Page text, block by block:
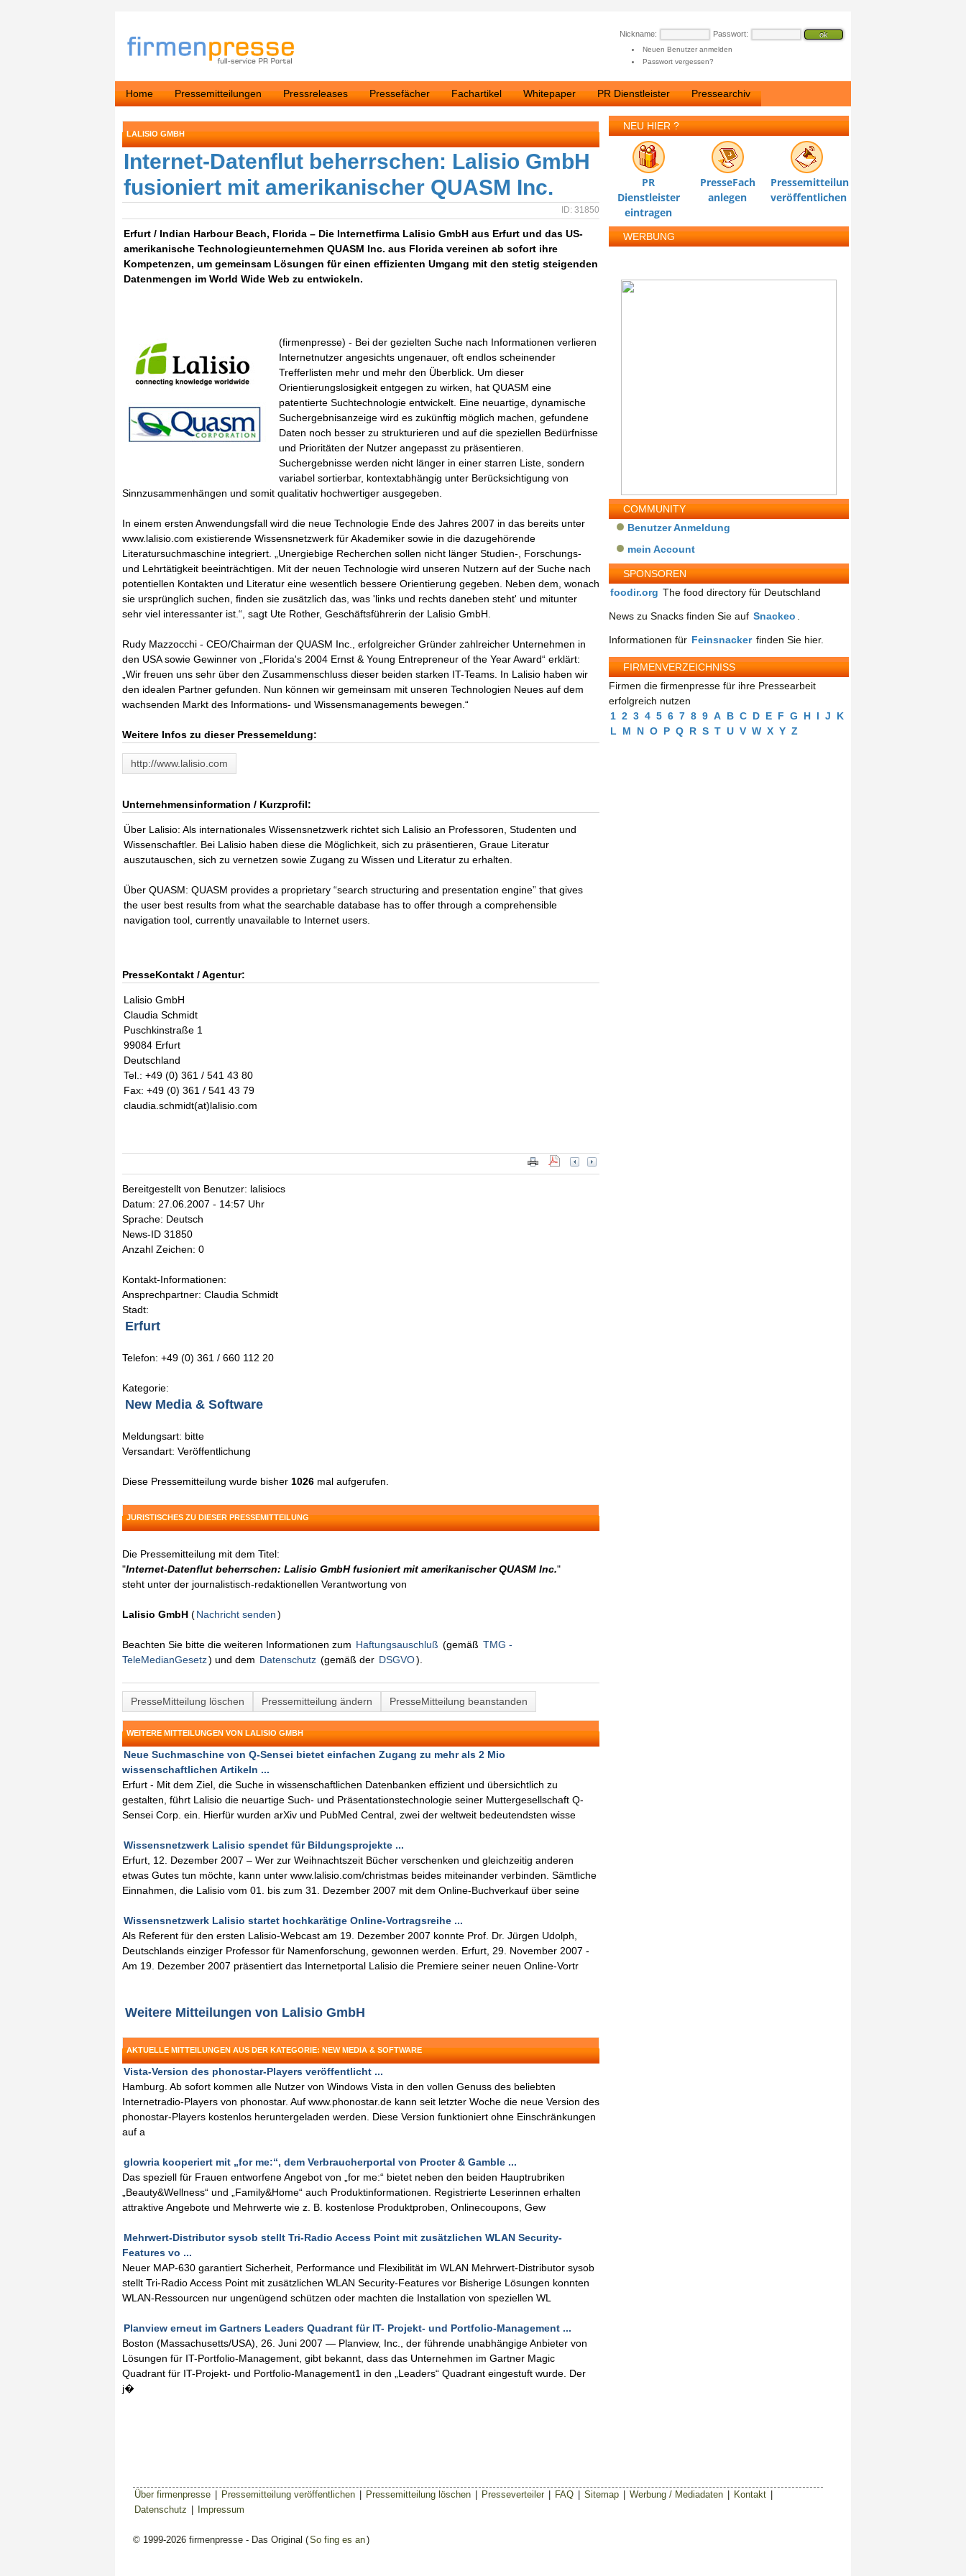
Nickname: Passwort:
Neuen Benutzer anmelden
Passwort vergessen?
Home Pressemitteilungen Pressreleases Pressefächer Fachartikel Whitepaper PR Dienstleister Pressearchiv
LALISIO GMBH
Internet-Datenflut beherrschen: Lalisio GmbH
fusioniert mit amerikanischer QUASM Inc.
ID: 31850
Erfurt / Indian Harbour Beach, Florida – Die Internetfirma Lalisio GmbH aus Erfurt und das US-
amerikanische Technologieunternehmen QUASM Inc. aus Florida vereinen ab sofort ihre
Kompetenzen, um gemeinsam Lösungen für einen effizienten Umgang mit den stetig steigenden
Datenmengen im World Wide Web zu entwickeln.
(firmenpresse) - Bei der gezielten Suche nach Informationen verlieren
Internetnutzer angesichts ungenauer, oft endlos scheinender
Trefferlisten mehr und mehr den Überblick. Um dieser
Orientierungslosigkeit entgegen zu wirken, hat QUASM eine
patentierte Suchtechnologie entwickelt. Eine neuartige, dynamische
Suchergebnisanzeige wird es zukünftig möglich machen, gefundene
Daten noch besser zu strukturieren und auf die speziellen Bedürfnisse
und Prioritäten der Nutzer angepasst zu präsentieren.
Suchergebnisse werden nicht länger in einer starren Liste, sondern
variabel sortierbar, kontextabhängig unter Berücksichtigung von
Sinnzusammenhängen und somit qualitativ hochwertiger ausgegeben.
In einem ersten Anwendungsfall wird die neue Technologie Ende des Jahres 2007 in das bereits unter
www.lalisio.com existierende Wissensnetzwerk für Akademiker sowie in die dazugehörende
Literatursuchmaschine integriert. „Unergiebige Recherchen sollen nicht länger Studien-, Forschungs-
und Lehrtätigkeit beeinträchtigen. Mit der neuen Technologie wird unseren Nutzern auf der Suche nach
potentiellen Kontakten und Literatur eine wesentlich bessere Orientierung gegeben. Neben dem, wonach
sie ursprünglich suchen, finden sie zusätzlich das, was 'links und rechts daneben steht' und mitunter
sehr viel interessanter ist.“, sagt Ute Rother, Geschäftsführerin der Lalisio GmbH.
Rudy Mazzocchi - CEO/Chairman der QUASM Inc., erfolgreicher Gründer zahlreicher Unternehmen in
den USA sowie Gewinner von „Florida's 2004 Ernst & Young Entrepreneur of the Year Award“ erklärt:
„Wir freuen uns sehr über den Zusammenschluss dieser beiden starken IT-Teams. In Lalisio haben wir
den idealen Partner gefunden. Nun können wir gemeinsam mit unseren Technologien Neues auf dem
wachsenden Markt des Informations- und Wissensmanagements bewegen.“
Weitere Infos zu dieser Pressemeldung:
http://www.lalisio.com
Unternehmensinformation / Kurzprofil:
Über Lalisio: Als internationales Wissensnetzwerk richtet sich Lalisio an Professoren, Studenten und
Wissenschaftler. Bei Lalisio haben diese die Möglichkeit, sich zu präsentieren, Graue Literatur
auszutauschen, sich zu vernetzen sowie Zugang zu Wissen und Literatur zu erhalten.
Über QUASM: QUASM provides a proprietary “search structuring and presentation engine” that gives
the user best results from what the searchable database has to offer through a comprehensible
navigation tool, currently unavailable to Internet users.
PresseKontakt / Agentur:
Lalisio GmbH
Claudia Schmidt
Puschkinstraße 1
99084 Erfurt
Deutschland
Tel.: +49 (0) 361 / 541 43 80
Fax: +49 (0) 361 / 541 43 79
claudia.schmidt(at)lalisio.com
Bereitgestellt von Benutzer: lalisiocs
Datum: 27.06.2007 - 14:57 Uhr
Sprache: Deutsch
News-ID 31850
Anzahl Zeichen: 0
Kontakt-Informationen:
Ansprechpartner: Claudia Schmidt
Stadt:
Erfurt
Telefon: +49 (0) 361 / 660 112 20
Kategorie:
New Media & Software
Meldungsart: bitte
Versandart: Veröffentlichung
Diese Pressemitteilung wurde bisher 1026 mal aufgerufen.
JURISTISCHES ZU DIESER PRESSEMITTEILUNG
Die Pressemitteilung mit dem Titel:
"Internet-Datenflut beherrschen: Lalisio GmbH fusioniert mit amerikanischer QUASM Inc."
steht unter der journalistisch-redaktionellen Verantwortung von
Lalisio GmbH (Nachricht senden)
Beachten Sie bitte die weiteren Informationen zum Haftungsauschluß (gemäß TMG -
TeleMedianGesetz) und dem Datenschutz (gemäß der DSGVO).
PresseMitteilung löschen Pressemitteilung ändern PresseMitteilung beanstanden
WEITERE MITTEILUNGEN VON LALISIO GMBH
Neue Suchmaschine von Q-Sensei bietet einfachen Zugang zu mehr als 2 Mio
wissenschaftlichen Artikeln ...
Erfurt - Mit dem Ziel, die Suche in wissenschaftlichen Datenbanken effizient und übersichtlich zu
gestalten, führt Lalisio die neuartige Such- und Präsentationstechnologie seiner Muttergesellschaft Q-
Sensei Corp. ein. Hierfür wurden arXiv und PubMed Central, zwei der weltweit bedeutendsten wisse
Wissensnetzwerk Lalisio spendet für Bildungsprojekte ...
Erfurt, 12. Dezember 2007 – Wer zur Weihnachtszeit Bücher verschenken und gleichzeitig anderen
etwas Gutes tun möchte, kann unter www.lalisio.com/christmas beides miteinander verbinden. Sämtliche
Einnahmen, die Lalisio vom 01. bis zum 31. Dezember 2007 mit dem Online-Buchverkauf über seine
Wissensnetzwerk Lalisio startet hochkarätige Online-Vortragsreihe ...
Als Referent für den ersten Lalisio-Webcast am 19. Dezember 2007 konnte Prof. Dr. Jürgen Udolph,
Deutschlands einziger Professor für Namenforschung, gewonnen werden. Erfurt, 29. November 2007 -
Am 19. Dezember 2007 präsentiert das Internetportal Lalisio die Premiere seiner neuen Online-Vortr
Weitere Mitteilungen von Lalisio GmbH
AKTUELLE MITTEILUNGEN AUS DER KATEGORIE: NEW MEDIA & SOFTWARE
Vista-Version des phonostar-Players veröffentlicht ...
Hamburg. Ab sofort kommen alle Nutzer von Windows Vista in den vollen Genuss des beliebten
Internetradio-Players von phonostar. Auf www.phonostar.de kann seit letzter Woche die neue Version des
phonostar-Players kostenlos heruntergeladen werden. Diese Version funktioniert ohne Einschränkungen
auf a
glowria kooperiert mit „for me:“, dem Verbraucherportal von Procter & Gamble ...
Das speziell für Frauen entworfene Angebot von „for me:“ bietet neben den beiden Hauptrubriken
„Beauty&Wellness“ und „Family&Home“ auch Produktinformationen. Registrierte Leserinnen erhalten
attraktive Angebote und Mehrwerte wie z. B. kostenlose Produktproben, Onlinecoupons, Gew
Mehrwert-Distributor sysob stellt Tri-Radio Access Point mit zusätzlichen WLAN Security-
Features vo ...
Neuer MAP-630 garantiert Sicherheit, Performance und Flexibilität im WLAN Mehrwert-Distributor sysob
stellt Tri-Radio Access Point mit zusätzlichen WLAN Security-Features vor Bisherige Lösungen konnten
WLAN-Ressourcen nur ungenügend schützen oder machten die Installation von speziellen WL
Planview erneut im Gartners Leaders Quadrant für IT- Projekt- und Portfolio-Management ...
Boston (Massachusetts/USA), 26. Juni 2007 — Planview, Inc., der führende unabhängige Anbieter von
Lösungen für IT-Portfolio-Management, gibt bekannt, dass das Unternehmen im Gartner Magic
Quadrant für IT-Projekt- und Portfolio-Management1 in den „Leaders“ Quadrant eingestuft wurde. Der
j�
NEU HIER ?
PR
Dienstleister
eintragen
PresseFach
anlegen
Pressemitteilung
veröffentlichen
WERBUNG
COMMUNITY
Benutzer Anmeldung
mein Account
SPONSOREN
foodir.org The food directory für Deutschland
News zu Snacks finden Sie auf Snackeo
Informationen für Feinsnacker finden Sie hier.
FIRMENVERZEICHNISS
Firmen die firmenpresse für ihre Pressearbeit
erfolgreich nutzen
1 2 3 4 5 6 7 8 9 A B C D E F G H I J
K
L
M N O P Q R S T U V W X Y Z
Über firmenpresse Pressemitteilung veröffentlichen Pressemitteilung löschen Presseverteiler FAQ Sitemap Werbung / Mediadaten Kontakt
Datenschutz
Impressum
© 1999-2026 firmenpresse - Das Original (So fing es an)